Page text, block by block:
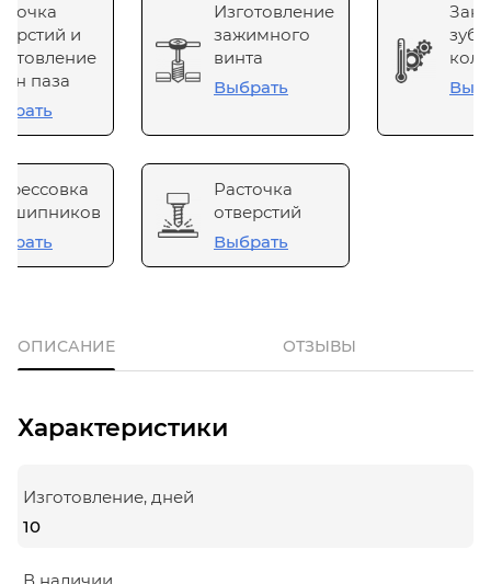
и
паза
Изготовление
зажимного
винта
Выбрать
Расточка
отверстий
Выбрать
ОПИСАНИЕ ОТЗЫВЫ
Характеристики
Изготовление, дней
10
В наличии